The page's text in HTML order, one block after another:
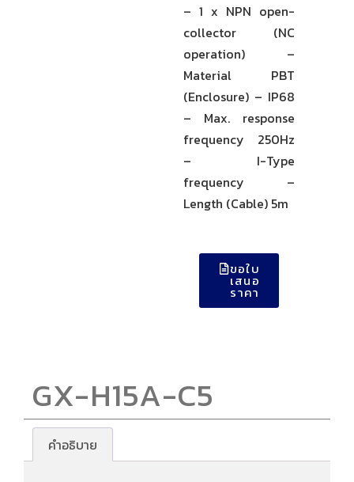
– 1 x NPN open-
collector (NC
operation) –
Material PBT
(Enclosure) – IP68
– Max. response
frequency 250Hz
– I-Type
frequency –
Length (Cable) 5m
ขอใบ
เสนอ
ราคา
GX-H15A-C5
คำอธิบาย